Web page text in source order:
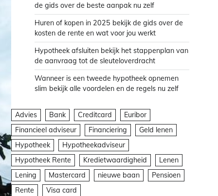
de gids over de beste aanpak nu zelf
Huren of kopen in 2025 bekijk de gids over de
kosten de rente en wat voor jou werkt
Hypotheek afsluiten bekijk het stappenplan van
de aanvraag tot de sleuteloverdracht
Wanneer is een tweede hypotheek opnemen
slim bekijk alle voordelen en de regels nu zelf
Advies Bank Creditcard
Euribor
Financieel adviseur
Financiering
Geld lenen
Hypotheek
Hypotheekadviseur
Hypotheek Rente
Kredietwaardigheid
Lenen
Lening
Mastercard nieuwe baan
Pensioen
Rente
Visa card